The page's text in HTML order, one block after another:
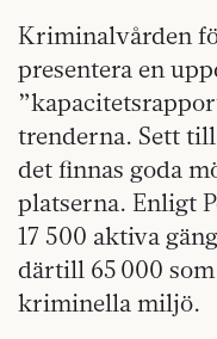
Kriminalvården
presentera en
trenderna. Sett
det finnas goda
platserna. Enligt
17 500 aktiva
därtill 65 000
kriminella miljö.